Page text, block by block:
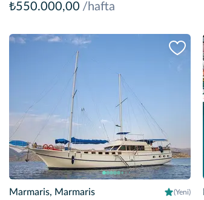
₺550.000,00 /hafta
Marmaris, Marmaris (Yeni)